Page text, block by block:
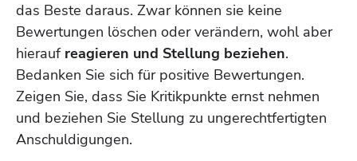
das Beste daraus. Zwar können sie keine
Bewertungen löschen oder verändern, wohl aber
hierauf reagieren und Stellung beziehen.
Bedanken Sie sich für positive Bewertungen.
Zeigen Sie, dass Sie Kritikpunkte ernst nehmen
und beziehen Sie Stellung zu ungerechtfertigten
Anschuldigungen.